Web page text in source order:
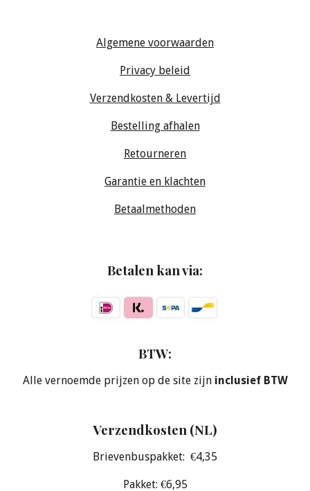
Algemene voorwaarden
Privacy beleid
Verzendkosten & Levertijd
Bestelling afhalen
Retourneren
Garantie en klachten
Betaalmethoden
Betalen kan via:
BTW:
Alle vernoemde prijzen op de site zijn inclusief BTW
Verzendkosten (NL)
Brievenbuspakket: €4,35
Pakket: €6,95